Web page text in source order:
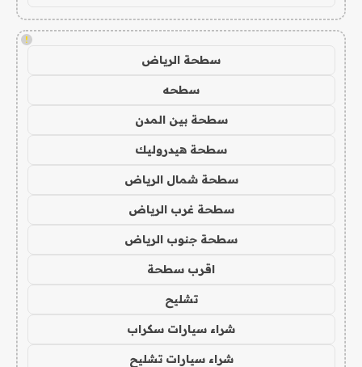
!
سطحة الرياض
سطحه
سطحة بين المدن
سطحة هيدروليك
سطحة شمال الرياض
سطحة غرب الرياض
سطحة جنوب الرياض
اقرب سطحة
تشليح
شراء سيارات سكراب
شراء سيارات تشليح